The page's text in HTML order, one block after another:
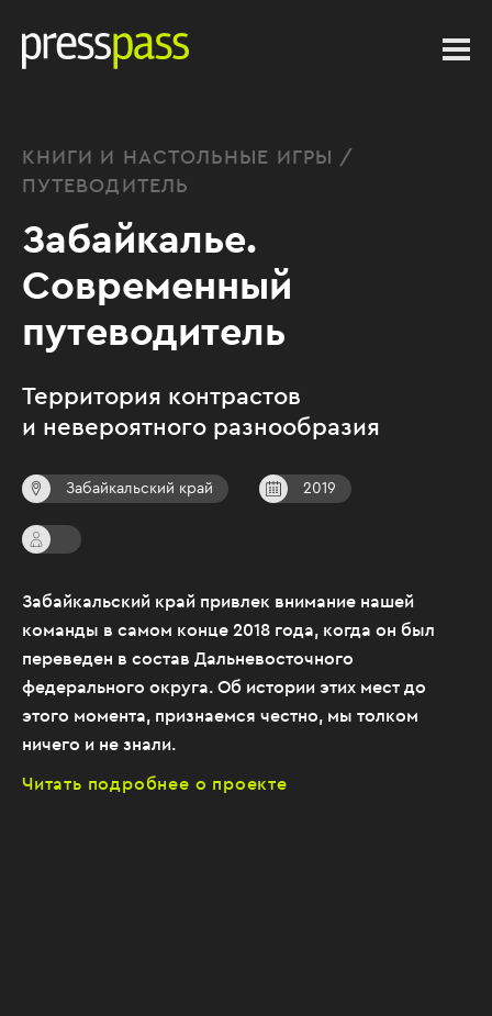
КНИГИ И НАСТОЛЬНЫЕ ИГРЫ /
ПУТЕВОДИТЕЛЬ
Забайкалье.
Современный
путеводитель
Территория контрастов
и невероятного разнообразия
Забайкальский край 2019
Забайкальский край привлек внимание нашей
команды в самом конце 2018 года, когда он был
переведен в состав Дальневосточного
федерального округа. Об истории этих мест до
этого момента, признаемся честно, мы толком
ничего и не знали.
Читать подробнее о проекте